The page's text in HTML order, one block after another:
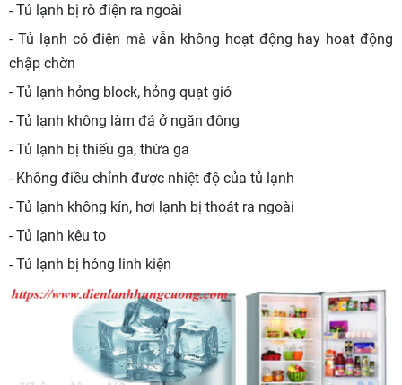
- Tủ lạnh bị rò điện ra ngoài
- Tủ lạnh có điện mà vẫn không hoạt động hay hoạt động
chập chờn
- Tủ lạnh hỏng block, hỏng quạt gió
- Tủ lạnh không làm đá ở ngăn đông
- Tủ lạnh bị thiếu ga, thừa ga
- Không điều chỉnh được nhiệt độ của tủ lạnh
- Tủ lạnh không kín, hơi lạnh bị thoát ra ngoài
- Tủ lạnh kêu to
- Tủ lạnh bị hỏng linh kiện